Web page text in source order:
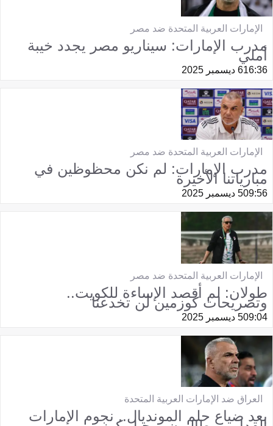
الإمارات العربية المتحدة ضد مصر
مدرب الإمارات: سيناريو مصر يجدد خيبة
أملي
16:366 ديسمبر 2025
الإمارات العربية المتحدة ضد مصر
مدرب الإمارات: لم نكن محظوظين في
مبارياتنا الأخيرة
09:565 ديسمبر 2025
الإمارات العربية المتحدة ضد مصر
طولان: لم أقصد الإساءة للكويت..
وتصريحات كوزمين لن تخدعنا
09:045 ديسمبر 2025
العراق ضد الإمارات العربية المتحدة
بعد ضياع حلم المونديال.. نجوم الإمارات